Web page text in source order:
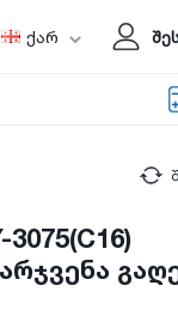
ქარ